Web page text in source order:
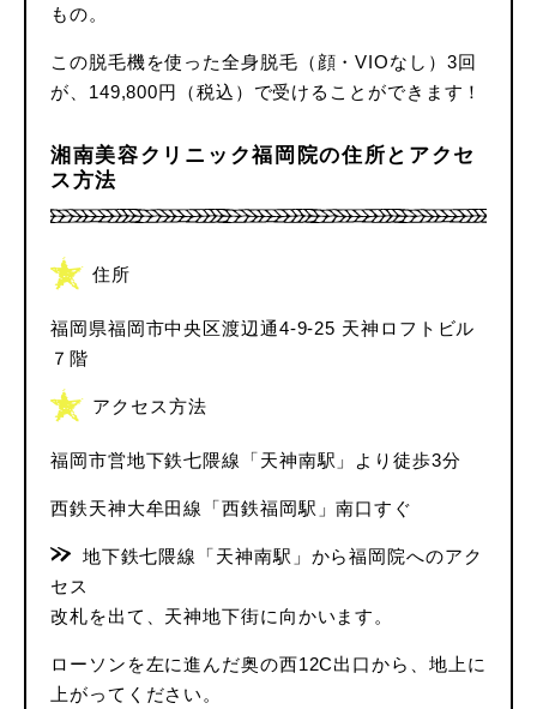
もの。
この脱毛機を使った全身脱毛（顔・VIOなし）3回
が、149,800円（税込）で受けることができます！
湘南美容クリニック福岡院の住所とアクセ
ス方法
住所
福岡県福岡市中央区渡辺通4-9-25 天神ロフトビル
７階
アクセス方法
福岡市営地下鉄七隈線「天神南駅」より徒歩3分
西鉄天神大牟田線「西鉄福岡駅」南口すぐ
地下鉄七隈線「天神南駅」から福岡院へのアク
セス
改札を出て、天神地下街に向かいます。
ローソンを左に進んだ奥の西12C出口から、地上に
上がってください。